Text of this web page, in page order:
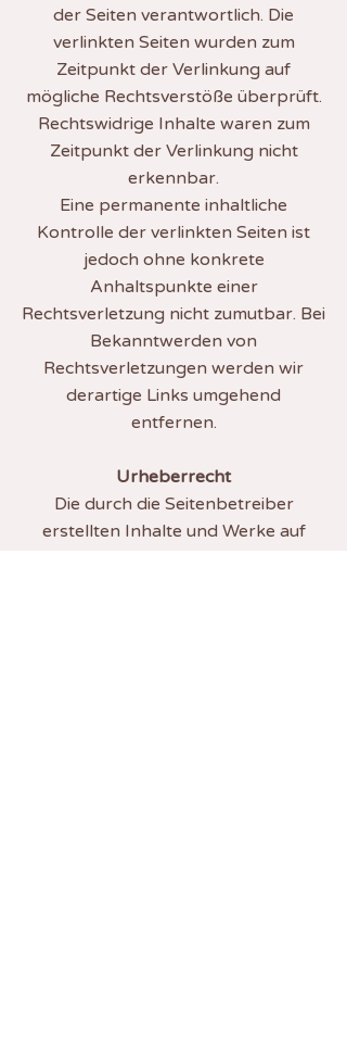
der Seiten verantwortlich. Die
verlinkten Seiten wurden zum
Zeitpunkt der Verlinkung auf
mögliche Rechtsverstöße überprüft.
Rechtswidrige Inhalte waren zum
Zeitpunkt der Verlinkung nicht
erkennbar.
Eine permanente inhaltliche
Kontrolle der verlinkten Seiten ist
jedoch ohne konkrete
Anhaltspunkte einer
Rechtsverletzung nicht zumutbar. Bei
Bekanntwerden von
Rechtsverletzungen werden wir
derartige Links umgehend
entfernen.
Urheberrecht
Die durch die Seitenbetreiber
erstellten Inhalte und Werke auf